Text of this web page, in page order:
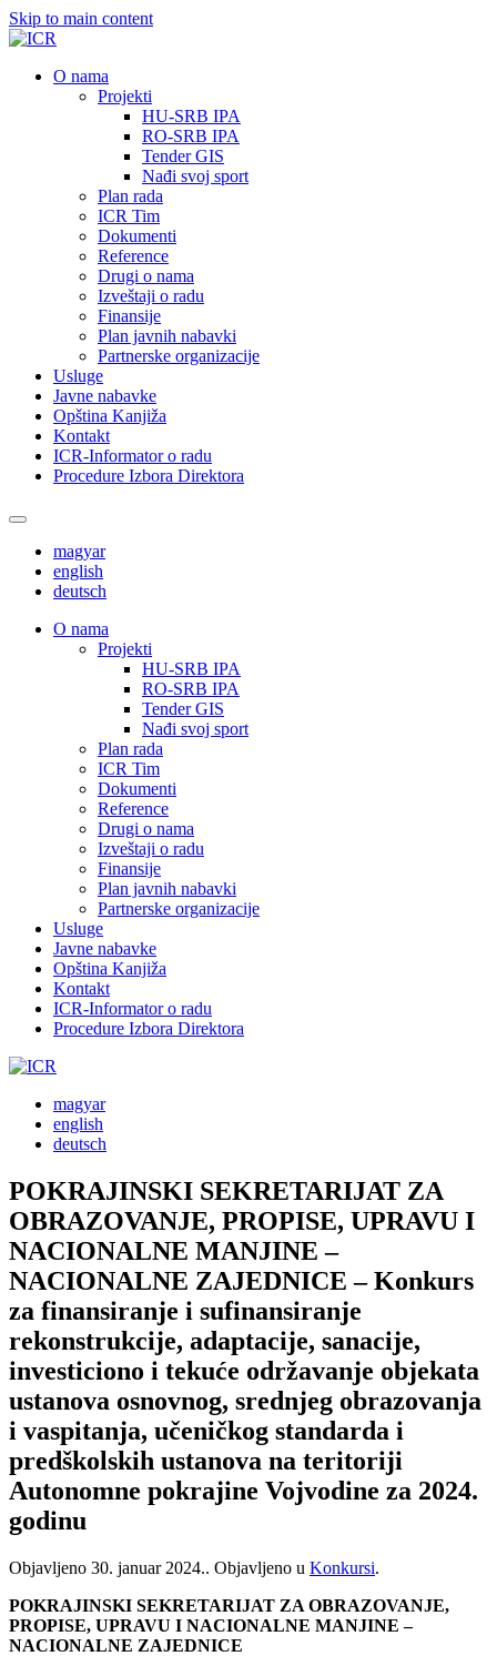
Skip to main content
О nama
Projekti
HU-SRB IPA
RO-SRB IPA
Tender GIS
Nađi svoj sport
Plan rada
ICR Tim
Dokumenti
Reference
Drugi o nama
Izveštaji o radu
Finansije
Plan javnih nabavki
Partnerske organizacije
Usluge
Javne nabavke
Opština Kanjiža
Kontakt
ICR-Informator o radu
Procedure Izbora Direktora
magyar
english
deutsch
О nama
Projekti
HU-SRB IPA
RO-SRB IPA
Tender GIS
Nađi svoj sport
Plan rada
ICR Tim
Dokumenti
Reference
Drugi o nama
Izveštaji o radu
Finansije
Plan javnih nabavki
Partnerske organizacije
Usluge
Javne nabavke
Opština Kanjiža
Kontakt
ICR-Informator o radu
Procedure Izbora Direktora
magyar
english
deutsch
POKRAJINSKI SEKRETARIJAT ZA
OBRAZOVANJE, PROPISE, UPRAVU I
NACIONALNE MANJINE –
NACIONALNE ZAJEDNICE – Konkurs
za finansiranje i sufinansiranje
rekonstrukcije, adaptacije, sanacije,
investiciono i tekuće održavanje objekata
ustanova osnovnog, srednjeg obrazovanja
i vaspitanja, učeničkog standarda i
predškolskih ustanova na teritoriji
Autonomne pokrajine Vojvodine za 2024.
godinu
Objavljeno 30. januar 2024.. Objavljeno u Konkursi.
POKRAJINSKI SEKRETARIJAT ZA OBRAZOVANJE,
PROPISE, UPRAVU I NACIONALNE MANJINE –
NACIONALNE ZAJEDNICE